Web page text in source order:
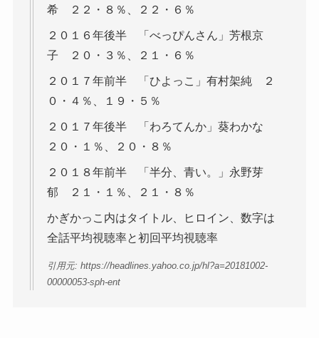
希 ２２・８％、２２・６％
２０１６年後半 「べっぴんさん」芳根京
子 ２０・３％、２１・６％
２０１７年前半 「ひよっこ」有村架純 ２
０・４％、１９・５％
２０１７年後半 「わろてんか」葵わかな
２０・１％、２０・８％
２０１８年前半 「半分、青い。」永野芽
郁 ２１・１％、２１・８％
かぎかっこ内はタイトル、ヒロイン、数字は
全話平均視聴率と初回平均視聴率
引用元: https://headlines.yahoo.co.jp/hl?a=20181002-
00000053-sph-ent